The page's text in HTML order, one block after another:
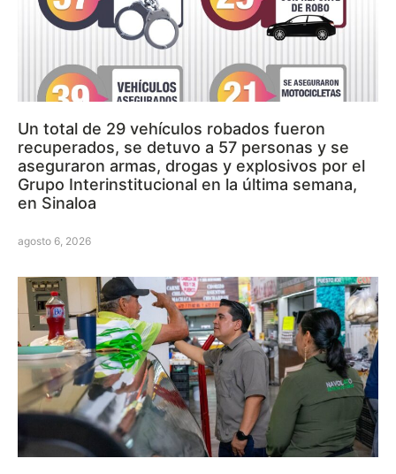
Un total de 29 vehículos robados fueron
recuperados, se detuvo a 57 personas y se
aseguraron armas, drogas y explosivos por el
Grupo Interinstitucional en la última semana,
en Sinaloa
agosto 6, 2026